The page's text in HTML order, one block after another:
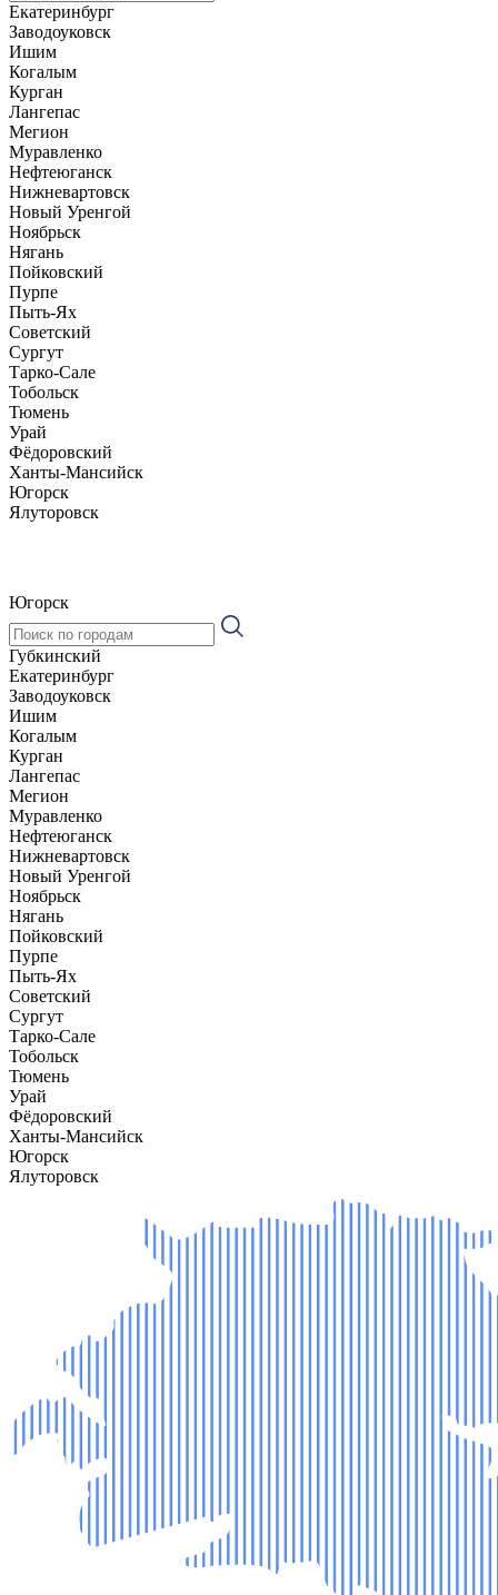
Екатеринбург
Заводоуковск
Ишим
Когалым
Курган
Лангепас
Мегион
Муравленко
Нефтеюганск
Нижневартовск
Новый Уренгой
Ноябрьск
Нягань
Пойковский
Пурпе
Пыть-Ях
Советский
Сургут
Тарко-Сале
Тобольск
Тюмень
Урай
Фёдоровский
Ханты-Мансийск
Югорск
Ялуторовск
Югорск
Губкинский
Екатеринбург
Заводоуковск
Ишим
Когалым
Курган
Лангепас
Мегион
Муравленко
Нефтеюганск
Нижневартовск
Новый Уренгой
Ноябрьск
Нягань
Пойковский
Пурпе
Пыть-Ях
Советский
Сургут
Тарко-Сале
Тобольск
Тюмень
Урай
Фёдоровский
Ханты-Мансийск
Югорск
Ялуторовск